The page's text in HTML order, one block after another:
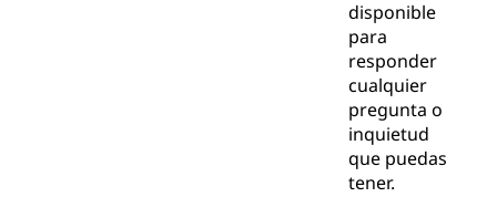
disponible
para
responder
cualquier
pregunta o
inquietud
que puedas
tener.